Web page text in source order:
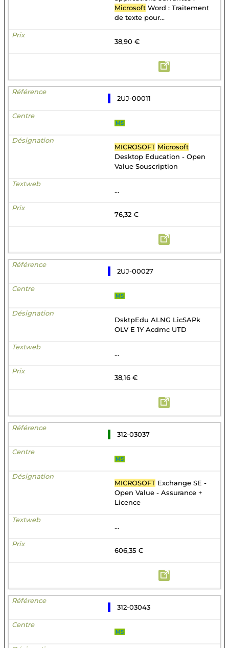
Microsoft Word : Traitement
de texte pour...
38,90 €
2UJ-00011
MS
MICROSOFT Microsoft
Desktop Education - Open
Value Souscription
...
76,32 €
2UJ-00027
MS
DsktpEdu ALNG LicSAPk
OLV E 1Y Acdmc UTD
...
38,16 €
312-03037
MS
MICROSOFT Exchange SE -
Open Value - Assurance +
Licence
...
606,35 €
312-03043
MS